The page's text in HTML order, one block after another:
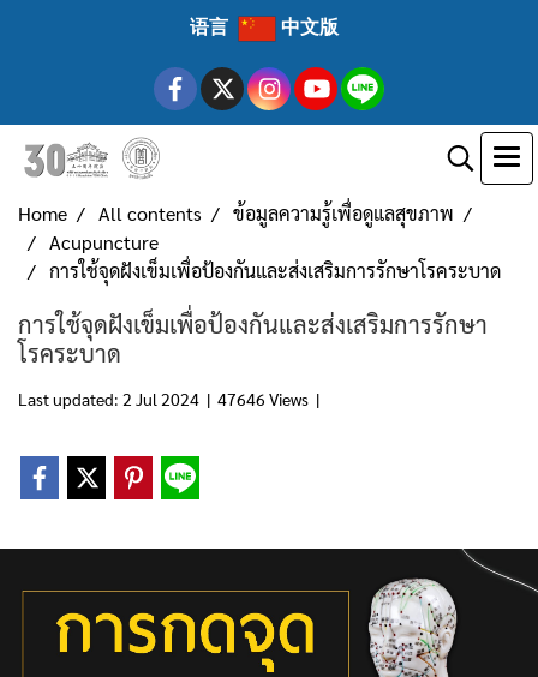
语言 中文版
Home All contents
ข้อมูลความรู้เพื่อดูแลสุขภาพ
Acupuncture
การใช้จุดฝังเข็มเพื่อป้องกันและส่งเสริมการรักษาโรคระบาด
การใช้จุดฝังเข็มเพื่อป้องกันและส่งเสริมการรักษา
โรคระบาด
Last updated: 2 Jul 2024 | 47646 Views |